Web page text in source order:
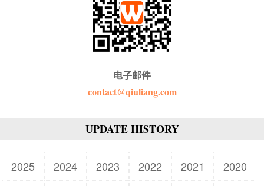
电子邮件
contact@qiuliang.com
UPDATE HISTORY
2025 2024 2023 2022 2021
2020